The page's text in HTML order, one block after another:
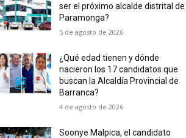
ser el próximo alcalde distrital de
Paramonga?
5 de agosto de 2026
¿Qué edad tienen y dónde
nacieron los 17 candidatos que
buscan la Alcaldía Provincial de
Barranca?
4 de agosto de 2026
Soonye Malpica, el candidato